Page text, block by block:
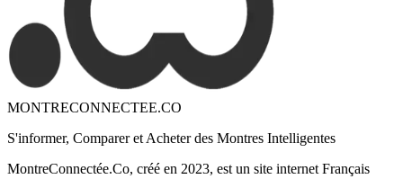
MONTRECONNECTEE.CO
S'informer, Comparer et Acheter des Montres Intelligentes
MontreConnectée.Co, créé en 2023, est un site internet Français